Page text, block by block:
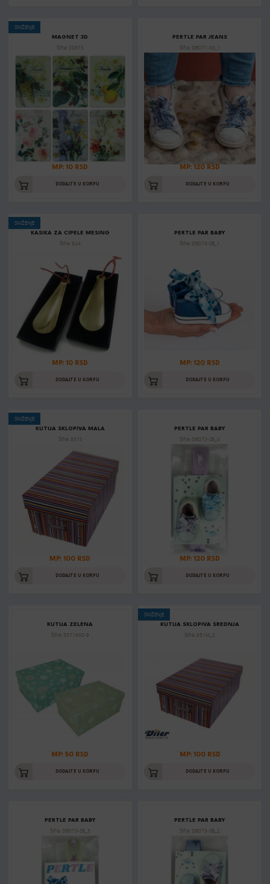
SNIŽENJE
MAGNET 3D
Šifra: 20673
MP: 10 RSD
DODAJTE U KORPU
PERTLE PAR JEANS
Šifra: DB071-03_1
MP: 120 RSD
DODAJTE U KORPU
SNIŽENJE
KASIKA ZA CIPELE MESING
Šifra: 924
MP: 10 RSD
DODAJTE U KORPU
PERTLE PAR BABY
Šifra: DB073-SB_1
MP: 120 RSD
DODAJTE U KORPU
SNIŽENJE
KUTIJA SKLOPIVA MALA
Šifra: 851S
MP: 100 RSD
DODAJTE U KORPU
PERTLE PAR BABY
Šifra: DB073-SB_4
MP: 120 RSD
DODAJTE U KORPU
KUTIJA ZELENA
Šifra: 5371900-9
MP: 50 RSD
DODAJTE U KORPU
SNIŽENJE
KUTIJA SKLOPIVA SREDNJA
Šifra: 851M_2
MP: 100 RSD
DODAJTE U KORPU
PERTLE PAR BABY
Šifra: DB073-SB_3
PERTLE PAR BABY
Šifra: DB073-SB_2